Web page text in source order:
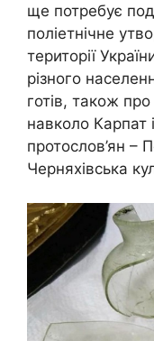
ще потребує
поліетнічне
території
різного
готів, також
навколо Карпат
протослов’ян –
Черняхівська